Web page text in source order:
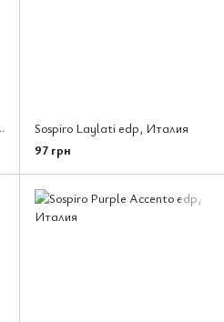
Sospiro Laylati edp, Италия
97 грн